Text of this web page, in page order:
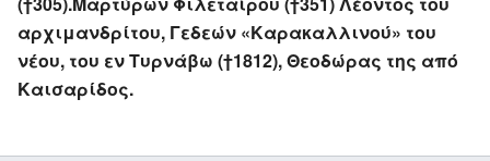
αρχιμανδρίτου, Γεδεών «Καρακαλλινού» του
νέου, του εν Τυρνάβω (†1812), Θεοδώρας της από
Καισαρίδος.